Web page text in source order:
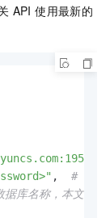
API 使用最新的
, # 登录
据库名称，本文示